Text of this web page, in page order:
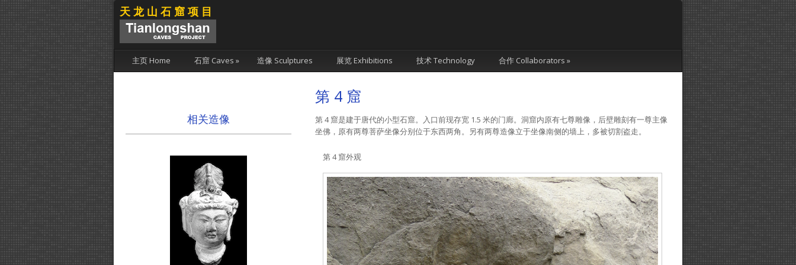
天龙山石窟项目
主页 Home 石窟 Caves » 造像 Sculptures 展览 Exhibitions 技术 Technology 合作 Collaborators »
第 4 窟
第 4 窟是建于唐代的小型石窟。入口前现存宽 1.5 米的门廊。洞窟内原有七尊雕像，后壁雕刻有一尊主像
坐佛，原有两尊菩萨坐像分别位于东西两角。另有两尊造像立于坐像南侧的墙上，多被切割盗走。
第 4 窟外观
相关造像